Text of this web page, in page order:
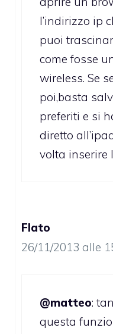
l’indirizzo ip
puoi
come fosse
wireless. Se
poi,basta
preferiti e si
diretto
volta inserire
Flato
26/11/2013 alle
@matteo:
questa